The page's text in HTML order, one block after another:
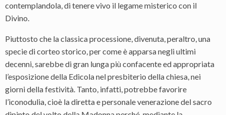
contemplandola, di tenere vivo il legame misterico con il
Divino.
Piuttosto che la classica processione, divenuta, peraltro, una
specie di corteo storico, per come è apparsa negli ultimi
decenni, sarebbe di gran lunga più confacente ed appropriata
l’esposizione della Edicola nel presbiterio della chiesa, nei
giorni della festività. Tanto, infatti, potrebbe favorire
l’iconodulia, cioè la diretta e personale venerazione del sacro